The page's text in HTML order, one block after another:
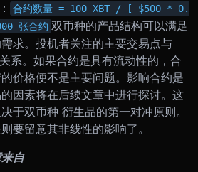
合约数量 = 100 XBT / [ $500 * 0.
张合约 双币种的产品结构可以满足
求。投机者关注的主要交易点与
系。如果合约是具有流动性的，合
价格便不是主要问题。 影响合约是
因素将在后续文章中进行探讨。这
于双币种 衍生品的第一对冲原则。
要留意其非线性的影响了。
自